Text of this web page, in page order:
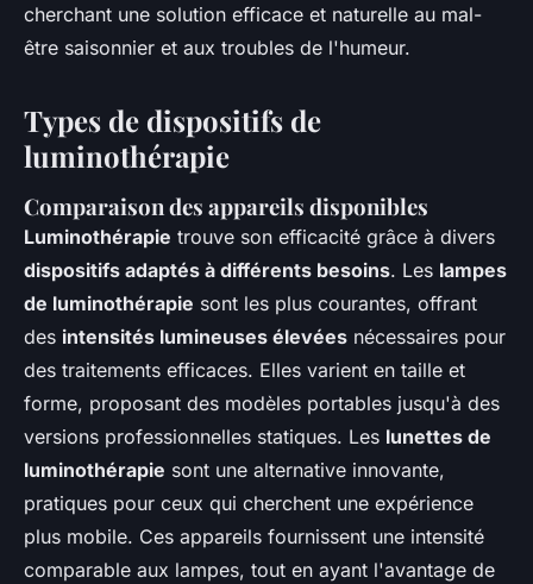
cherchant une solution efficace et naturelle au mal-
être saisonnier et aux troubles de l'humeur.
Types de dispositifs de
luminothérapie
Comparaison des appareils disponibles
Luminothérapie trouve son efficacité grâce à divers
dispositifs adaptés à différents besoins. Les lampes
de luminothérapie sont les plus courantes, offrant
des intensités lumineuses élevées nécessaires pour
des traitements efficaces. Elles varient en taille et
forme, proposant des modèles portables jusqu'à des
versions professionnelles statiques. Les lunettes de
luminothérapie sont une alternative innovante,
pratiques pour ceux qui cherchent une expérience
plus mobile. Ces appareils fournissent une intensité
comparable aux lampes, tout en ayant l'avantage de